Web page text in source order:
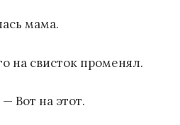
мама.
на свисток променял.
Вот на этот.